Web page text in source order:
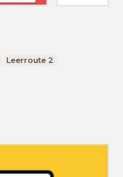
Leerroute 2